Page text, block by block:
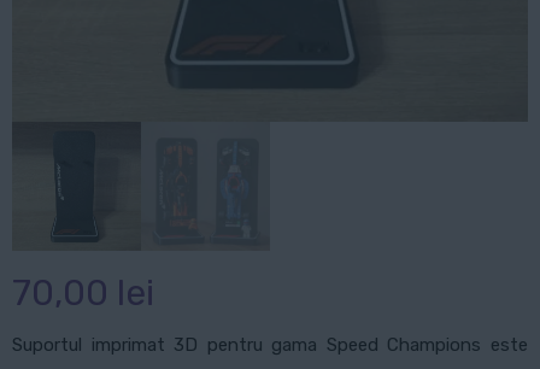
70,00 lei
Suportul imprimat 3D pentru gama Speed Champions este